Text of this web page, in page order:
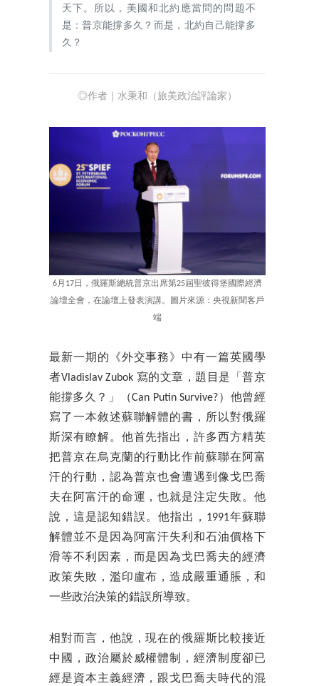
天下。所以，美國和北約應當問的問題不
是：普京能撐多久？而是，北約自己能撐多
久？
◎作者｜水秉和（旅美政治評論家）
6月17日，俄羅斯總統普京出席第25屆聖彼得堡國際經濟
論壇全會，在論壇上發表演講。圖片來源：央視新聞客戶
端
最新一期的《外交事務》中有一篇英國學
者Vladislav Zubok 寫的文章，題目是「普京
能撐多久？」（Can Putin Survive?）他曾經
寫了一本敘述蘇聯解體的書，所以對俄羅
斯深有瞭解。他首先指出，許多西方精英
把普京在烏克蘭的行動比作前蘇聯在阿富
汗的行動，認為普京也會遭遇到像戈巴喬
夫在阿富汗的命運，也就是注定失敗。他
說，這是認知錯誤。他指出，1991年蘇聯
解體並不是因為阿富汗失利和石油價格下
滑等不利因素，而是因為戈巴喬夫的經濟
政策失敗，濫印盧布，造成嚴重通脹，和
一些政治決策的錯誤所導致。
相對而言，他說，現在的俄羅斯比較接近
中國，政治屬於威權體制，經濟制度卻已
經是資本主義經濟，跟戈巴喬夫時代的混